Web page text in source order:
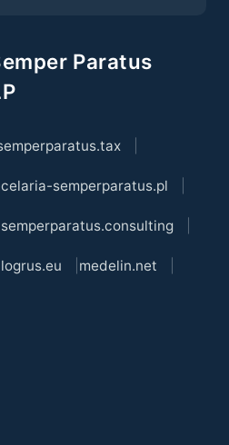
Paratus
semperparatus.pl
semperparatus.consulting
logrus.eu medelin.net